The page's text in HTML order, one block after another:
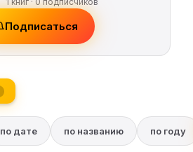
Подписаться
по дате по названию по году